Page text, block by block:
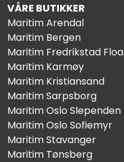
VÅRE BUTIKKER
Maritim Arendal
Maritim Bergen
Maritim Fredrikstad Floa
Maritim Karmøy
Maritim Kristiansand
Maritim Sarpsborg
Maritim Oslo Slependen
Maritim Oslo Sofiemyr
Maritim Stavanger
Maritim Tønsberg